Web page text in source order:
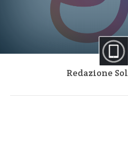
Redazione